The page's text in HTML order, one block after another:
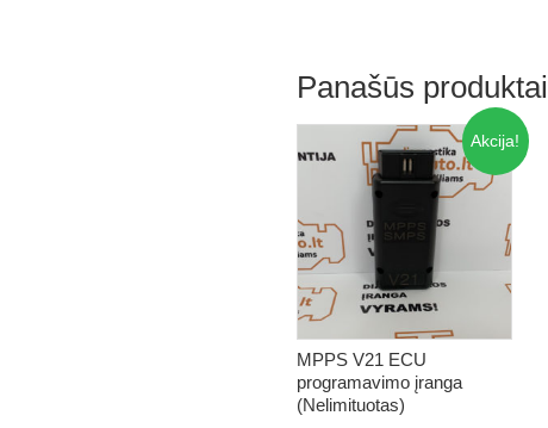
Panašūs produktai
Akcija!
MPPS V21 ECU
programavimo įranga
(Nelimituotas)